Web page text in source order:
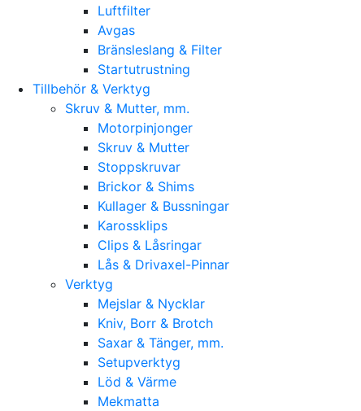
Luftfilter
Avgas
Bränsleslang & Filter
Startutrustning
Tillbehör & Verktyg
Skruv & Mutter, mm.
Motorpinjonger
Skruv & Mutter
Stoppskruvar
Brickor & Shims
Kullager & Bussningar
Karossklips
Clips & Låsringar
Lås & Drivaxel-Pinnar
Verktyg
Mejslar & Nycklar
Kniv, Borr & Brotch
Saxar & Tänger, mm.
Setupverktyg
Löd & Värme
Mekmatta